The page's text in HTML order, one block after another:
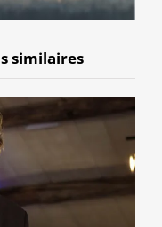
similaires